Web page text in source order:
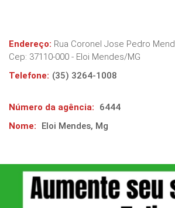
Endereço: Rua Coronel Jose Pedro
Cep: 37110-000 - Eloi Mendes/MG
Telefone: (35) 3264-1008
Número da agência:
6444
Nome:
Eloi Mendes, Mg